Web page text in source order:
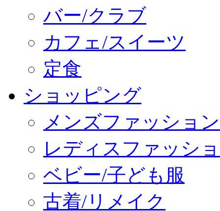
バー/クラブ
カフェ/スイーツ
定食
ショッピング
メンズファッション
レディスファッシ
ベビー/子ども服
古着/リメイク